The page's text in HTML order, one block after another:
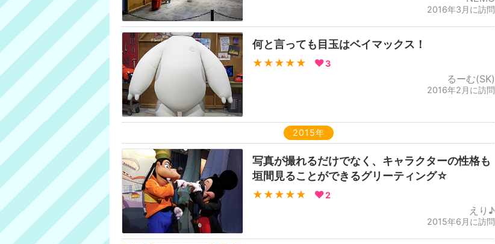
2016年3月に訪問
何と言っても目玉はベイマックス！
★★★★★ 3
るーむ(SK)
2016年2月に訪問
2015年
写真が撮れるだけでなく、キャラクターの性格も
垣間見ることができるグリーティング☆
★★★★★ 2
えり♪
2015年6月に訪問